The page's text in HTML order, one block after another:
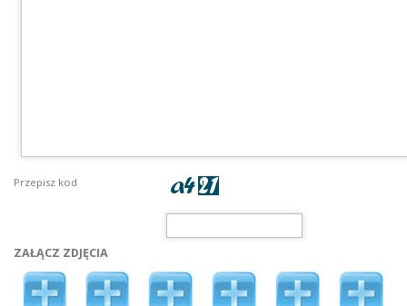
Przepisz kod
ZAŁĄCZ ZDJĘCIA